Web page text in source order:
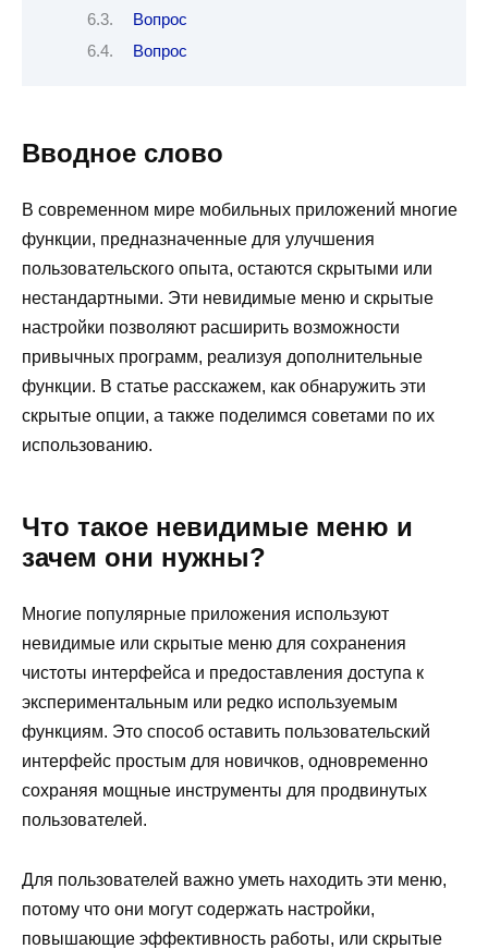
Вопрос
Вопрос
Вводное слово
В современном мире мобильных приложений многие
функции, предназначенные для улучшения
пользовательского опыта, остаются скрытыми или
нестандартными. Эти невидимые меню и скрытые
настройки позволяют расширить возможности
привычных программ, реализуя дополнительные
функции. В статье расскажем, как обнаружить эти
скрытые опции, а также поделимся советами по их
использованию.
Что такое невидимые меню и
зачем они нужны?
Многие популярные приложения используют
невидимые или скрытые меню для сохранения
чистоты интерфейса и предоставления доступа к
экспериментальным или редко используемым
функциям. Это способ оставить пользовательский
интерфейс простым для новичков, одновременно
сохраняя мощные инструменты для продвинутых
пользователей.
Для пользователей важно уметь находить эти меню,
потому что они могут содержать настройки,
повышающие эффективность работы, или скрытые